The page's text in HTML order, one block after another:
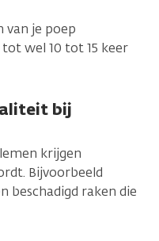
je poep
wel 10 tot 15 keer
bij
krijgen
Bijvoorbeeld
beschadigd raken die